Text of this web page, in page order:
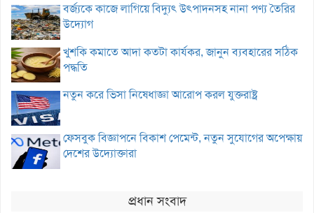
বর্জ্যকে কাজে লাগিয়ে বিদ্যুৎ উৎপাদনসহ নানা পণ্য তৈরির
উদ্যোগ
খুশকি কমাতে আদা কতটা কার্যকর, জানুন ব্যবহারের সঠিক
পদ্ধতি
নতুন করে ভিসা নিষেধাজ্ঞা আরোপ করল যুক্তরাষ্ট্র
ফেসবুক বিজ্ঞাপনে বিকাশ পেমেন্ট, নতুন সুযোগের অপেক্ষায়
দেশের উদ্যোক্তারা
প্রধান সংবাদ